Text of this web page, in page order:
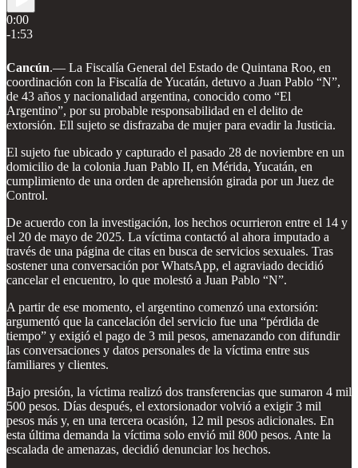
0:00
-1:53
Cancún.— La Fiscalía General del Estado de Quintana Roo, en
coordinación con la Fiscalía de Yucatán, detuvo a Juan Pablo “N”,
de 43 años y nacionalidad argentina, conocido como “El
Argentino”, por su probable responsabilidad en el delito de
extorsión. Ell sujeto se disfrazaba de mujer para evadir la Justicia.
El sujeto fue ubicado y capturado el pasado 28 de noviembre en un
domicilio de la colonia Juan Pablo II, en Mérida, Yucatán, en
cumplimiento de una orden de aprehensión girada por un Juez de
Control.
De acuerdo con la investigación, los hechos ocurrieron entre el 14 y
el 20 de mayo de 2025. La víctima contactó al ahora imputado a
través de una página de citas en busca de servicios sexuales. Tras
sostener una conversación por WhatsApp, el agraviado decidió
cancelar el encuentro, lo que molestó a Juan Pablo “N”.
A partir de ese momento, el argentino comenzó una extorsión:
argumentó que la cancelación del servicio fue una “pérdida de
tiempo” y exigió el pago de 3 mil pesos, amenazando con difundir
las conversaciones y datos personales de la víctima entre sus
familiares y clientes.
Bajo presión, la víctima realizó dos transferencias que sumaron 4 mil
500 pesos. Días después, el extorsionador volvió a exigir 3 mil
pesos más y, en una tercera ocasión, 12 mil pesos adicionales. En
esta última demanda la víctima solo envió mil 800 pesos. Ante la
escalada de amenazas, decidió denunciar los hechos.